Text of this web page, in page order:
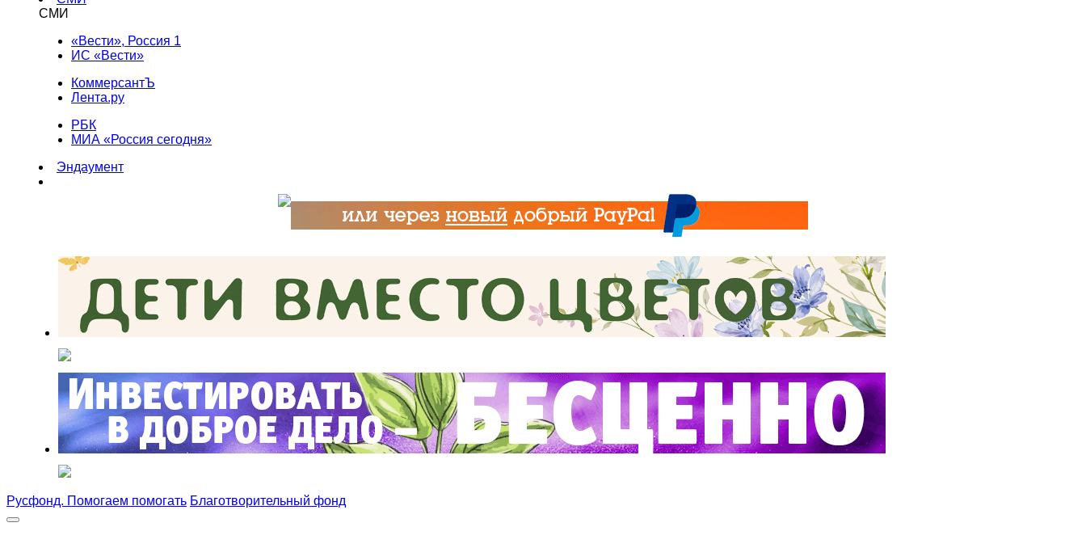
СМИ
«Вести», Россия 1
ИС «Вести»
КоммерсантЪ
Лента.ру
РБК
МИА «Россия сегодня»
Эндаумент
Русфонд. Помогаем помогать Благотворительный фонд